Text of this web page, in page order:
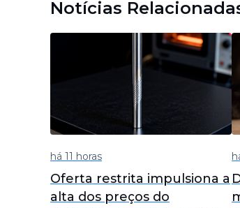
Notícias
há 11 horas
Oferta restrita impulsiona a
alta dos preços do